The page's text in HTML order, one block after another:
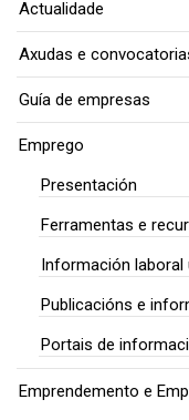
Actualidade
Axudas e
Guía de empresas
Emprego
Presentación
Ferramentas e
Información laboral
Publicacións e
Portais de
Emprendemento e